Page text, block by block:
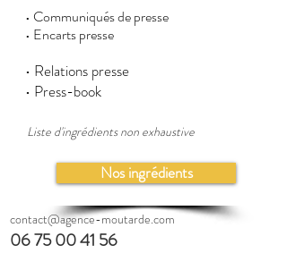
• Communiqués de presse
• Encarts presse
• Relations presse
• Press-book
Liste d'ingrédients non exhaustive
Nos ingrédients
contact@agence-moutarde.com
06 75 00 41 56